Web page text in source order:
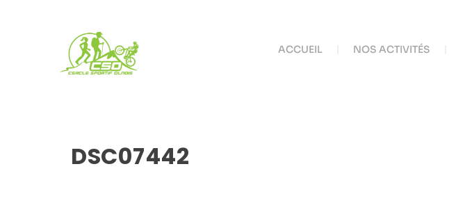
ACCUEIL NOS ACTIVITÉS
DSC07442